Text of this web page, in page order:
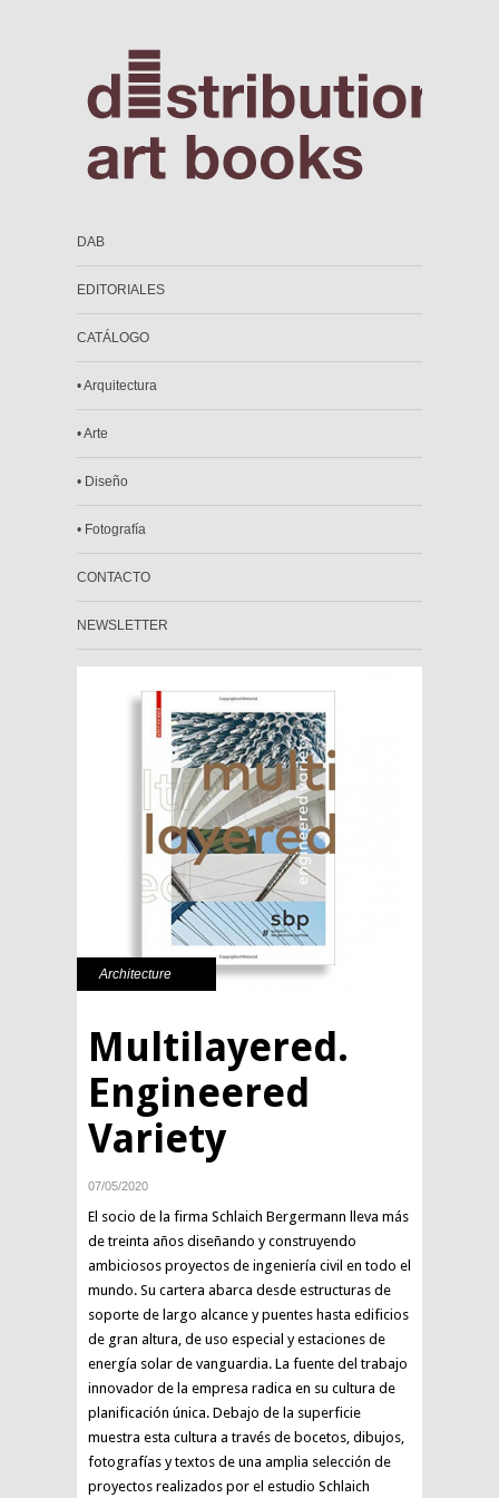
DAB
EDITORIALES
CATÁLOGO
• Arquitectura
• Arte
• Diseño
• Fotografía
CONTACTO
NEWSLETTER
Architecture
Multilayered.
Engineered
Variety
07/05/2020
El socio de la firma Schlaich Bergermann lleva más
de treinta años diseñando y construyendo
ambiciosos proyectos de ingeniería civil en todo el
mundo. Su cartera abarca desde estructuras de
soporte de largo alcance y puentes hasta edificios
de gran altura, de uso especial y estaciones de
energía solar de vanguardia. La fuente del trabajo
innovador de la empresa radica en su cultura de
planificación única. Debajo de la superficie
muestra esta cultura a través de bocetos, dibujos,
fotografías y textos de una amplia selección de
proyectos realizados por el estudio Schlaich